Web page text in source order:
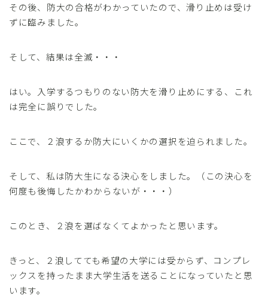
その後、防大の合格がわかっていたので、滑り止めは受け
ずに臨みました。
そして、結果は全滅・・・
はい。入学するつもりのない防大を滑り止めにする、これ
は完全に誤りでした。
ここで、２浪するか防大にいくかの選択を迫られました。
そして、私は防大生になる決心をしました。（この決心を
何度も後悔したかわからないが・・・）
このとき、２浪を選ばなくてよかったと思います。
きっと、２浪してても希望の大学には受からず、コンプレ
ックスを持ったまま大学生活を送ることになっていたと思
います。